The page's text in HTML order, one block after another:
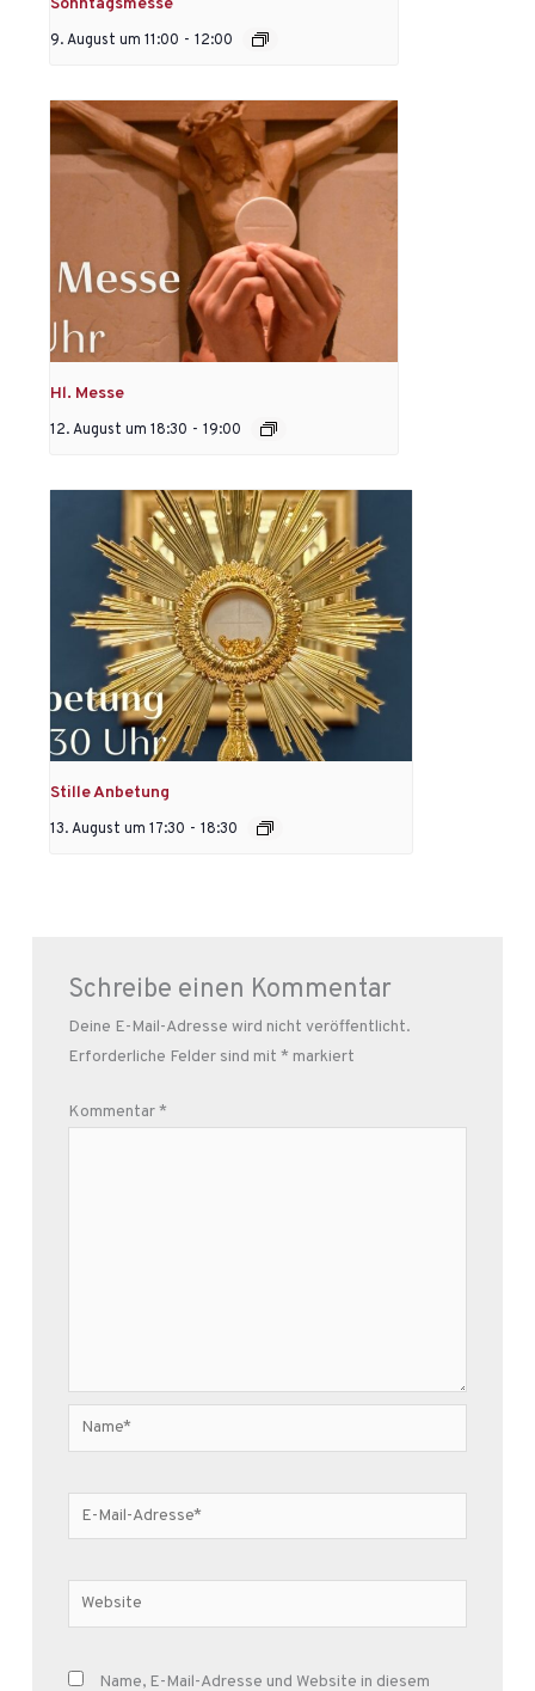
Sonntagsmesse
9. August um 11:00 - 12:00
Hl. Messe
12. August um 18:30 - 19:00
Stille Anbetung
13. August um 17:30 - 18:30
Schreibe einen Kommentar
Deine E-Mail-Adresse wird nicht veröffentlicht.
Erforderliche Felder sind mit * markiert
Kommentar*
Name*
E-
Mail-
Website
Name, E-Mail-Adresse und Website in diesem